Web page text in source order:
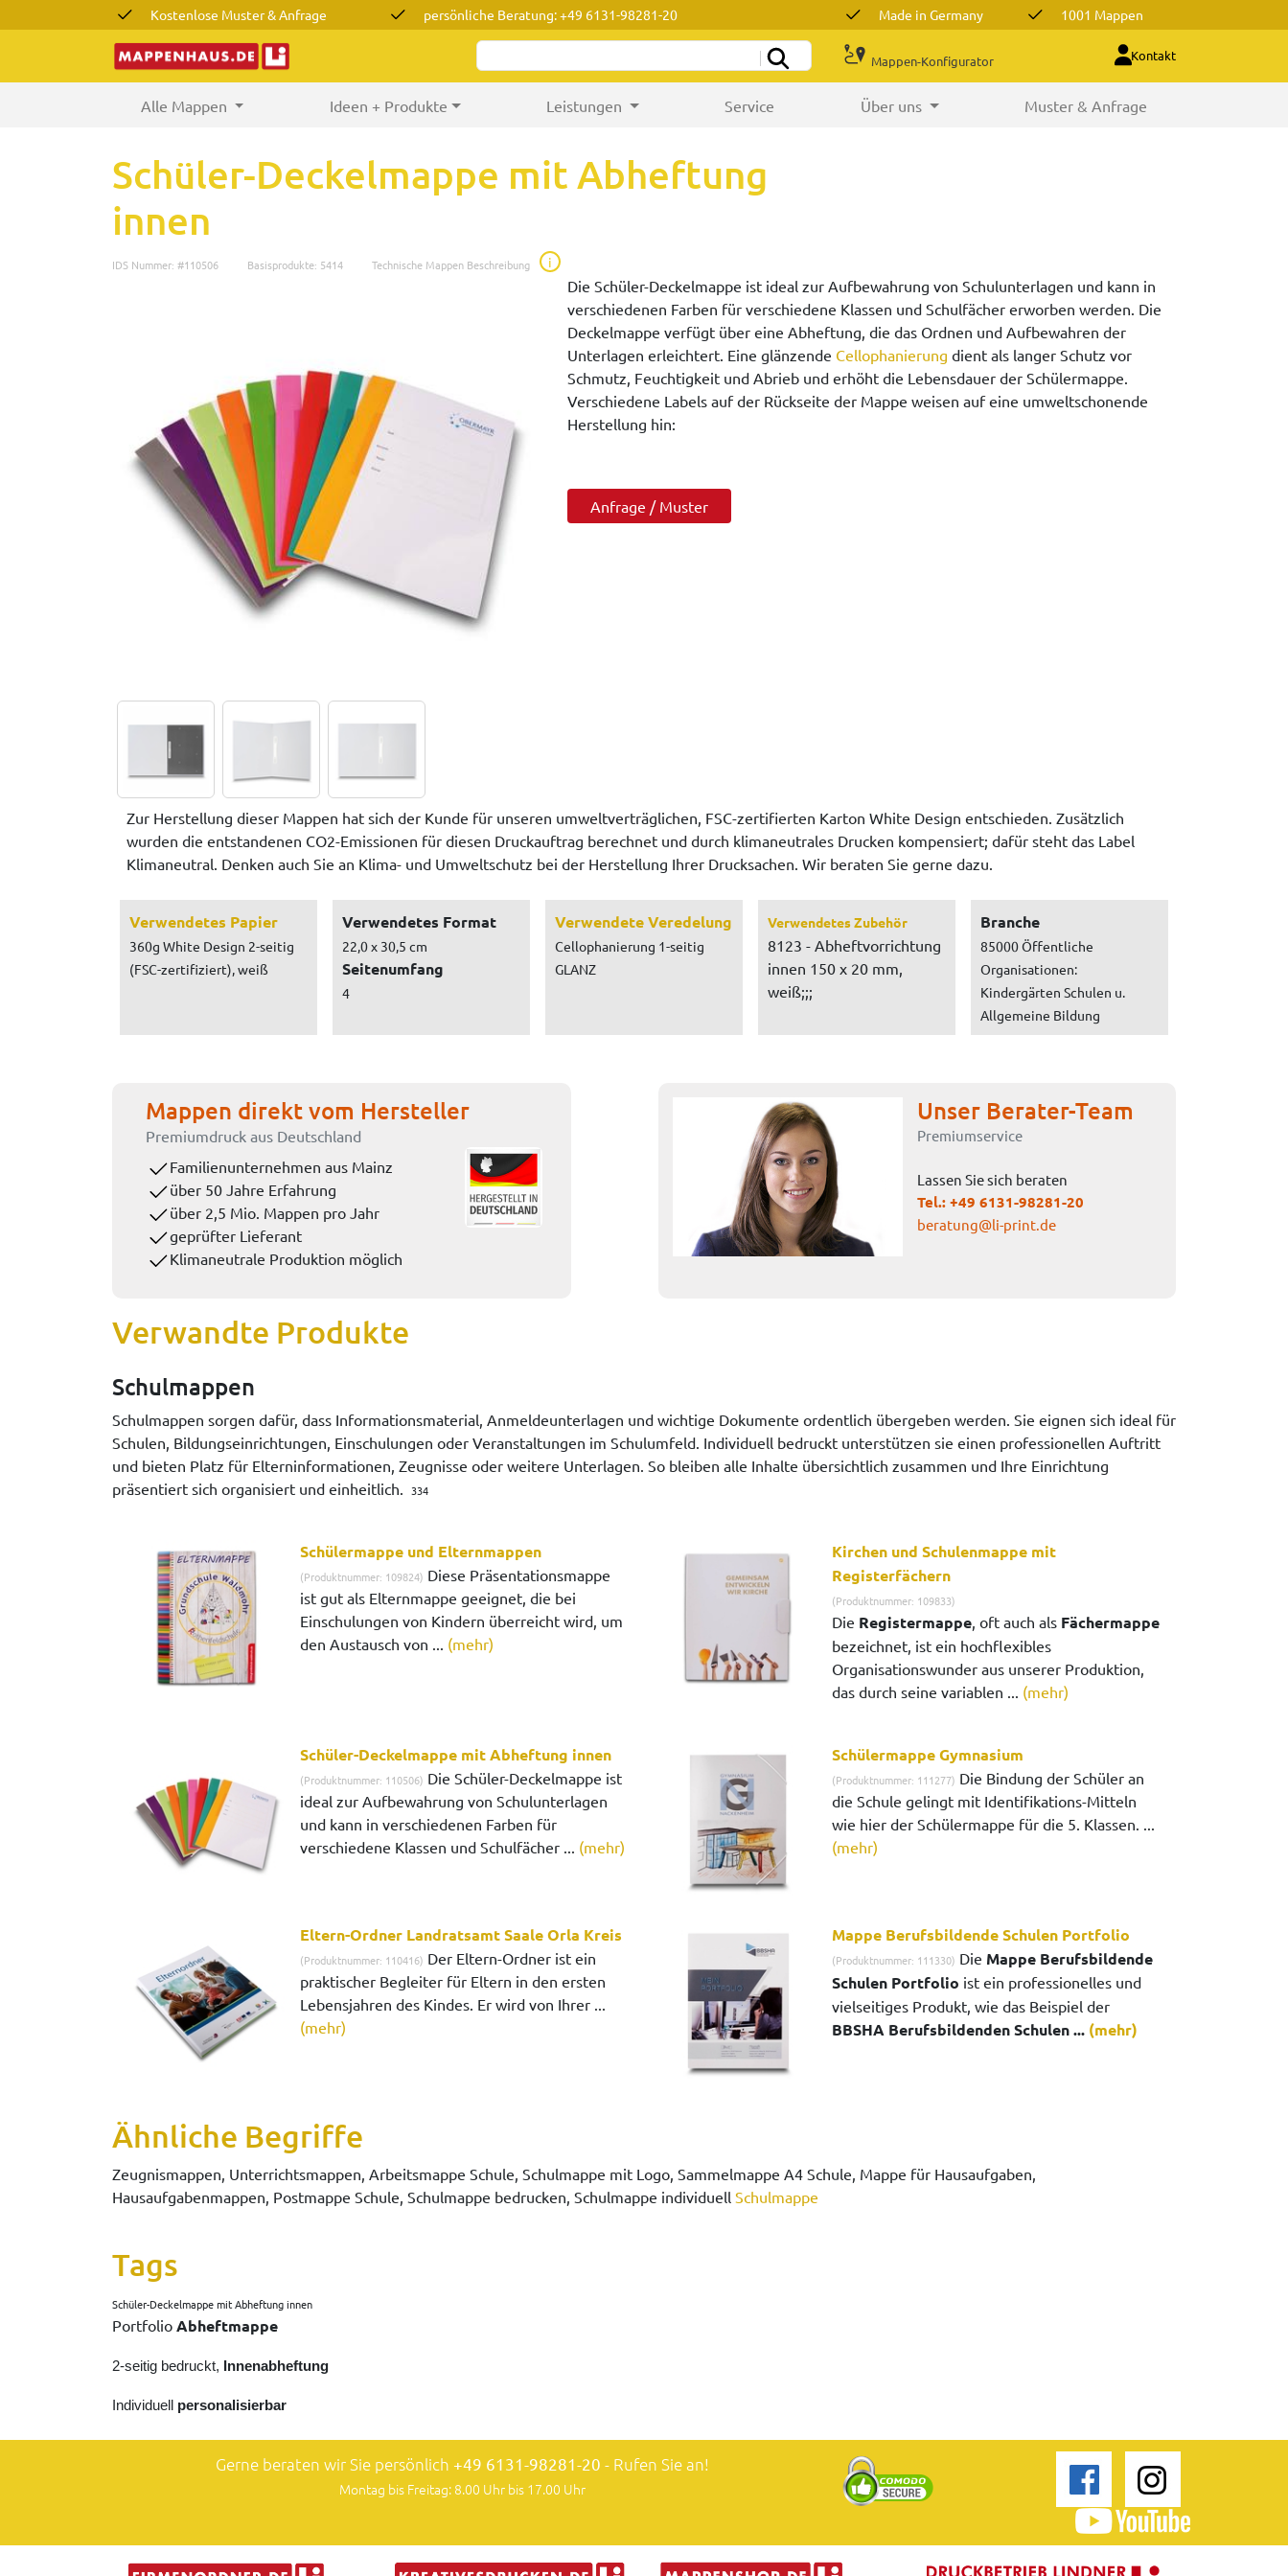
Kostenlose Muster & Anfrage persönliche Beratung: +49 6131-98281-20 Made in Germany 1001 Mappen
Mappen-Konfigurator Kontakt
Alle Mappen (current) Ideen + Produkte Leistungen Service Über uns Muster & Anfrage
Schüler-Deckelmappe mit Abheftung
innen
IDS Nummer: #110506 Basisprodukte: 5414 Technische Mappen Beschreibung i
Die Schüler-Deckelmappe ist ideal zur Aufbewahrung von Schulunterlagen und kann in
verschiedenen Farben für verschiedene Klassen und Schulfächer erworben werden. Die
Deckelmappe verfügt über eine Abheftung, die das Ordnen und Aufbewahren der
Unterlagen erleichtert. Eine glänzende Cellophanierung dient als langer Schutz vor
Schmutz, Feuchtigkeit und Abrieb und erhöht die Lebensdauer der Schülermappe.
Verschiedene Labels auf der Rückseite der Mappe weisen auf eine umweltschonende
Herstellung hin:
Anfrage / Muster
Zur Herstellung dieser Mappen hat sich der Kunde für unseren umweltverträglichen, FSC-zertifierten Karton White Design entschieden. Zusätzlich
wurden die entstandenen CO2-Emissionen für diesen Druckauftrag berechnet und durch klimaneutrales Drucken kompensiert; dafür steht das Label
Klimaneutral. Denken auch Sie an Klima- und Umweltschutz bei der Herstellung Ihrer Drucksachen. Wir beraten Sie gerne dazu.
Verwendetes Papier
360g White Design 2-seitig
(FSC-zertifiziert), weiß
Verwendetes Format
22,0 x 30,5 cm
Seitenumfang
4
Verwendete Veredelung
Cellophanierung 1-seitig
GLANZ
Verwendetes Zubehör
8123 - Abheftvorrichtung
innen 150 x 20 mm,
weiß;;;
Branche
85000 Öffentliche
Organisationen:
Kindergärten Schulen u.
Allgemeine Bildung
Mappen direkt vom Hersteller
Premiumdruck aus Deutschland
Familienunternehmen aus Mainz
über 50 Jahre Erfahrung
über 2,5 Mio. Mappen pro Jahr
geprüfter Lieferant
Klimaneutrale Produktion möglich
Unser Berater-Team
Premiumservice
Lassen Sie sich beraten
Tel.: +49 6131-98281-20
beratung@li-print.de
Verwandte Produkte
Schulmappen
Schulmappen sorgen dafür, dass Informationsmaterial, Anmeldeunterlagen und wichtige Dokumente ordentlich übergeben werden. Sie eignen sich ideal für
Schulen, Bildungseinrichtungen, Einschulungen oder Veranstaltungen im Schulumfeld. Individuell bedruckt unterstützen sie einen professionellen Auftritt
und bieten Platz für Elterninformationen, Zeugnisse oder weitere Unterlagen. So bleiben alle Inhalte übersichtlich zusammen und Ihre Einrichtung
präsentiert sich organisiert und einheitlich.
334
Schülermappe und Elternmappen
(Produktnummer: 109824) Diese Präsentationsmappe
ist gut als Elternmappe geeignet, die bei
Einschulungen von Kindern überreicht wird, um
den Austausch von ... (mehr)
Kirchen und Schulenmappe mit
Registerfächern
(Produktnummer: 109833)
Die Registermappe, oft auch als Fächermappe
bezeichnet, ist ein hochflexibles
Organisationswunder aus unserer Produktion,
das durch seine variablen ... (mehr)
Schüler-Deckelmappe mit Abheftung innen
(Produktnummer: 110506) Die Schüler-Deckelmappe ist
ideal zur Aufbewahrung von Schulunterlagen
und kann in verschiedenen Farben für
verschiedene Klassen und Schulfächer ... (mehr)
Schülermappe Gymnasium
(Produktnummer: 111277) Die Bindung der Schüler an
die Schule gelingt mit Identifikations-Mitteln
wie hier der Schülermappe für die 5. Klassen. ...
(mehr)
Eltern-Ordner Landratsamt Saale Orla Kreis
(Produktnummer: 110416) Der Eltern-Ordner ist ein
praktischer Begleiter für Eltern in den ersten
Lebensjahren des Kindes. Er wird von Ihrer ...
(mehr)
Mappe Berufsbildende Schulen Portfolio
(Produktnummer: 111330) Die Mappe Berufsbildende
Schulen Portfolio ist ein professionelles und
vielseitiges Produkt, wie das Beispiel der
BBSHA Berufsbildenden Schulen ... (mehr)
Ähnliche Begriffe
Zeugnismappen, Unterrichtsmappen, Arbeitsmappe Schule, Schulmappe mit Logo, Sammelmappe A4 Schule, Mappe für Hausaufgaben,
Hausaufgabenmappen, Postmappe Schule, Schulmappe bedrucken, Schulmappe individuell Schulmappe
Tags
Schüler-Deckelmappe mit Abheftung innen
Portfolio Abheftmappe
2-seitig bedruckt, Innenabheftung
Individuell personalisierbar
Gerne beraten wir Sie persönlich +49 6131-98281-20 - Rufen Sie an!
Montag bis Freitag: 8.00 Uhr bis 17.00 Uhr